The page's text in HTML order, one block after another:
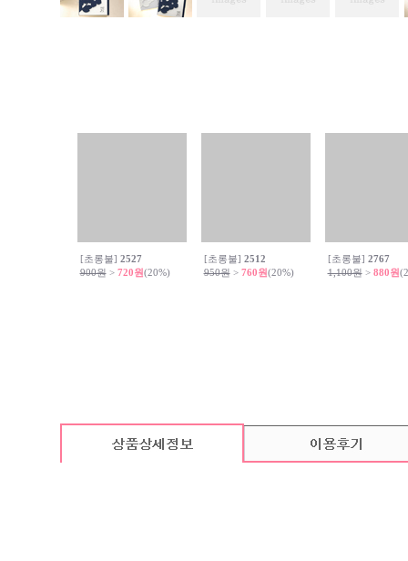
[초롱불] 2527
900원> 720원(20%)
[초롱불] 2512
950원> 760원(20%)
[초롱불] 2767
1,100원> 880원
카드 기본구성